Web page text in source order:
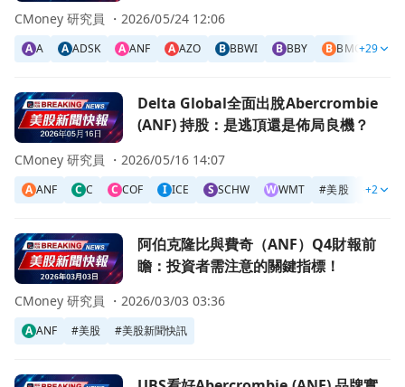
A A A ADSK A ANF A AZO B BBWI B BBY B BMO B
+29
CMoney 研究員 ・2026/05/24 12:06
前往Delta Global全面出脫Abercrombie (ANF) 持股：是逃
Delta Global全面出脫Abercrombie
(ANF) 持股：是逃頂還是佈局良機？
A ANF C C C COF I ICE S SCHW WWMT #美股 #美股
+2
CMoney 研究員 ・2026/05/16 14:07
前往阿伯克隆比與費奇（ANF）Q4財報前瞻：投資者需注意
阿伯克隆比與費奇（ANF）Q4財報前
瞻：投資者需注意的關鍵指標！
A ANF #美股 #美股新聞快訊
CMoney 研究員 ・2026/03/03 03:36